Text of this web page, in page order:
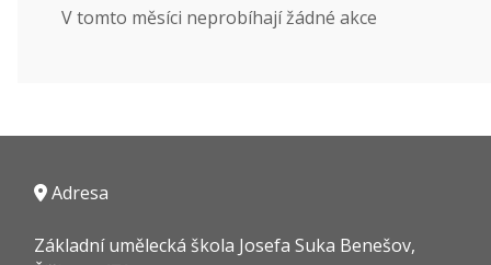
V tomto měsíci neprobíhají žádné akce
Adresa
Základní umělecká škola Josefa Suka Benešov,